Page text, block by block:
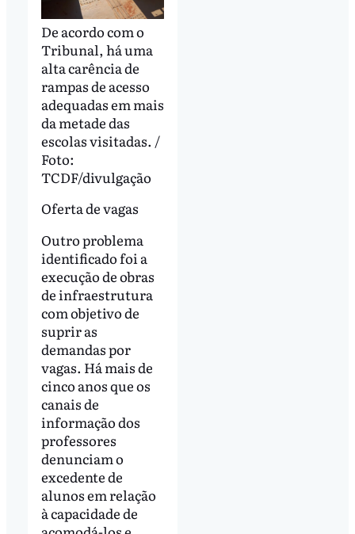
De acordo com o
Tribunal, há uma
alta carência de
rampas de acesso
adequadas em mais
da metade das
escolas visitadas. /
Foto:
TCDF/divulgação
Oferta de vagas
Outro problema
identificado foi a
execução de obras
de infraestrutura
com objetivo de
suprir as
demandas por
vagas. Há mais de
cinco anos que os
canais de
informação dos
professores
denunciam o
excedente de
alunos em relação
à capacidade de